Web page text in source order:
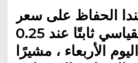
الحفاظ على سعر
الفائدة القياسي ثابتًا عند 0.25
الأربعاء ، مشيرًا